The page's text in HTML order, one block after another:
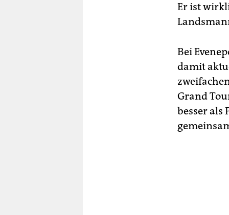
Er ist
Bei
damit
Grand
besser als